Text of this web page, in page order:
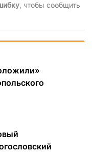
, чтобы сообщить